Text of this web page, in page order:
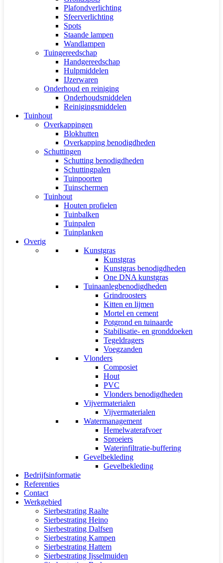
Plafondverlichting
Sfeerverlichting
Spots
Staande lampen
Wandlampen
Tuingereedschap
Handgereedschap
Hulpmiddelen
IJzerwaren
Onderhoud en reiniging
Onderhoudsmiddelen
Reinigingsmiddelen
Tuinhout
Overkappingen
Blokhutten
Overkapping benodigdheden
Schuttingen
Schutting benodigdheden
Schuttingpalen
Tuinpoorten
Tuinschermen
Tuinhout
Houten profielen
Tuinbalken
Tuinpalen
Tuinplanken
Overig
Kunstgras
Kunstgras
Kunstgras benodigdheden
One DNA kunstgras
Tuinaanlegbenodigdheden
Grindroosters
Kitten en lijmen
Mortel en cement
Potgrond en tuinaarde
Stabilisatie- en gronddoeken
Tegeldragers
Voegzanden
Vlonders
Composiet
Hout
PVC
Vlonders benodigdheden
Vijvermaterialen
Vijvermaterialen
Watermanagement
Hemelwaterafvoer
Sproeiers
Waterinfiltratie-buffering
Gevelbekleding
Gevelbekleding
Bedrijfsinformatie
Referenties
Contact
Werkgebied
Sierbestrating Raalte
Sierbestrating Heino
Sierbestrating Dalfsen
Sierbestrating Kampen
Sierbestrating Hattem
Sierbestrating Ijsselmuiden